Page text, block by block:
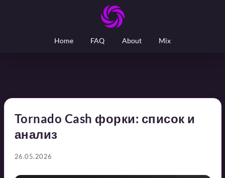
Home FAQ About Mix
Tornado Cash форки: список и
анализ
26.05.2026